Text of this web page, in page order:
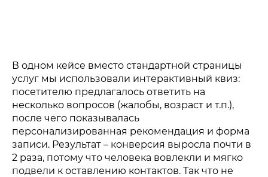
В одном кейсе вместо стандартной страницы
услуг мы использовали интерактивный квиз:
посетителю предлагалось ответить на
несколько вопросов (жалобы, возраст и т.п.),
после чего показывалась
персонализированная рекомендация и форма
записи. Результат – конверсия выросла почти в
2 раза, потому что человека вовлекли и мягко
подвели к оставлению контактов. Так что не